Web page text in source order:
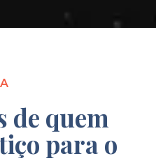
de quem
para o